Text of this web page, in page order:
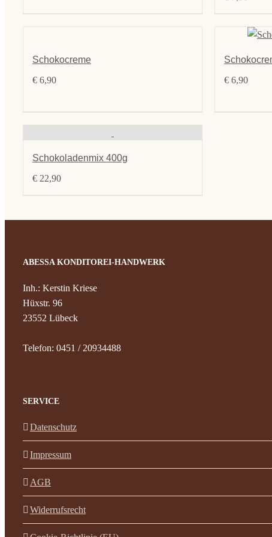
Schokocreme
€ 6,90
€ 6,90
Schokoladenmix 400g
€ 22,90
ABESSA KONDITOREI-HANDWERK
Inh.: Kerstin Kriese
Hüxstr. 96
23552 Lübeck
Telefon: 0451 / 20934488
SERVICE
Datenschutz
Impressum
AGB
Widerrufsrecht